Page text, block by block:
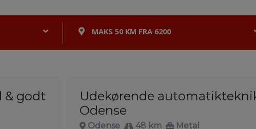
MAKS 50 KM FRA 6200
& godt
Udekørende
Odense
Odense 48 km Metal